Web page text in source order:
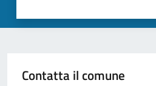
Contatta il comune